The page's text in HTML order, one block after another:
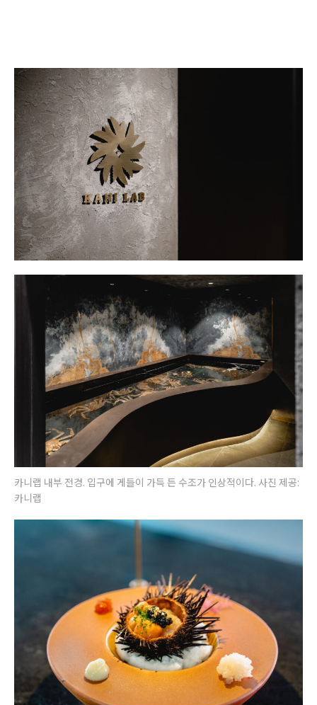
카니랩 내부 전경. 입구에 게들이 가득 든 수조가 인상적이다. 사진 제공:
카니랩